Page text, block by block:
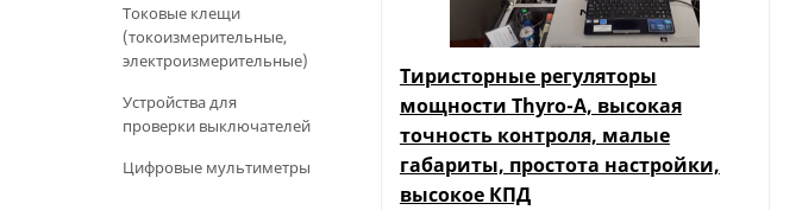
Тиристорные регуляторы
мощности Thyro-A, высокая
точность контроля, малые
габариты, простота настройки,
высокое КПД
Токовые клещи
(токоизмерительные,
электроизмерительные)
Устройства для
проверки выключателей
Цифровые мультиметры